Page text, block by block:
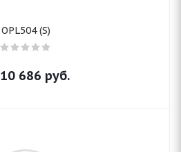
OPL504 (S)
10 686 руб.